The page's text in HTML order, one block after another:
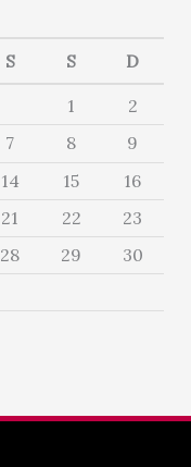
S S D
1
2
7 8
9
14 15
16
21 22
23
28 29
30